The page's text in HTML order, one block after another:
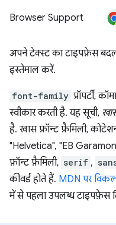
Browser Support
अपने टेक्स्ट का टाइपफ़ेस
इस्तेमाल करें.
font-family प्रॉपर्टी,
स्वीकार करती है. यह सूची,
है. खास फ़ॉन्ट फ़ैमिली, कोटेशन
"Helvetica", "EB
फ़ॉन्ट फ़ैमिली, serif ,
कीवर्ड होते हैं. MDN पर
में से पहला उपलब्ध टाइपफ़ेस